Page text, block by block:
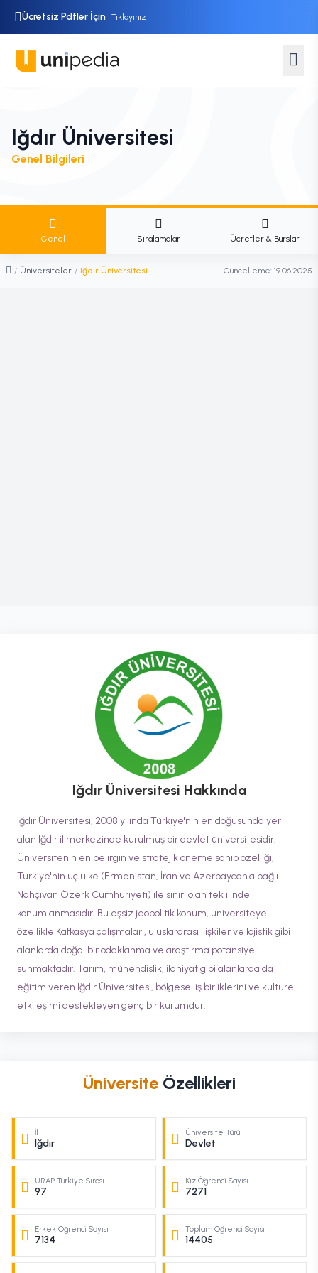
Ücretsiz Pdfler İçin Tıklayınız
Iğdır Üniversitesi
Genel Bilgileri
Genel Sıralamalar Ücretler & Burslar
/ Üniversiteler / Iğdır Üniversitesi Güncelleme: 19.06.2025
Iğdır Üniversitesi Hakkında
Iğdır Üniversitesi, 2008 yılında Türkiye'nin en doğusunda yer
alan Iğdır il merkezinde kurulmuş bir devlet üniversitesidir.
Üniversitenin en belirgin ve stratejik öneme sahip özelliği,
Türkiye'nin üç ülke (Ermenistan, İran ve Azerbaycan'a bağlı
Nahçıvan Özerk Cumhuriyeti) ile sınırı olan tek ilinde
konumlanmasıdır. Bu eşsiz jeopolitik konum, üniversiteye
özellikle Kafkasya çalışmaları, uluslararası ilişkiler ve lojistik gibi
alanlarda doğal bir odaklanma ve araştırma potansiyeli
sunmaktadır. Tarım, mühendislik, ilahiyat gibi alanlarda da
eğitim veren Iğdır Üniversitesi, bölgesel iş birliklerini ve kültürel
etkileşimi destekleyen genç bir kurumdur.
Üniversite Özellikleri
İl
Iğdır
Üniversite Türü
Devlet
URAP Türkiye Sırası
97
Kız Öğrenci Sayısı
7271
Erkek Öğrenci Sayısı
7134
Toplam Öğrenci Sayısı
14405